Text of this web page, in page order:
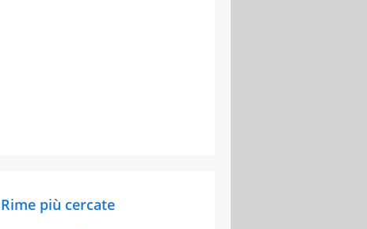
Rime più cercate